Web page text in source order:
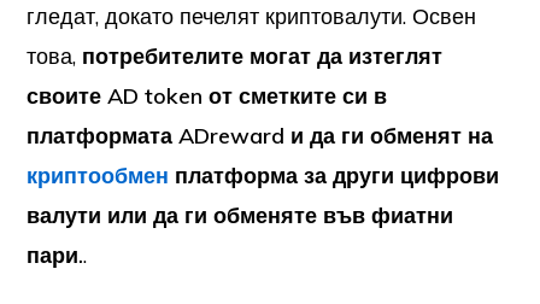
гледат, докато печелят криптовалути. Освен
това, потребителите могат да изтеглят
своите AD token от сметките си в
платформата ADreward и да ги обменят на
криптообмен платформа за други цифрови
валути или да ги обменяте във фиатни
пари..